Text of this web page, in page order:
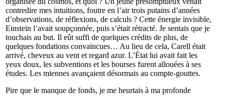
contredire mes intuitions, foutre en l’air trois putains d’années
d’observations, de réflexions, de calculs ? Cette énergie invisible,
Einstein l’avait soupçonnée, puis s’était rétracté. Je sentais que je
touchais au but. Il eût suffi de quelques crédits de plus, de
quelques fondations convaincues… Au lieu de cela, Carell était
arrivé, cheveux au vent et regard azur. L’État lui avait fait les
yeux doux, les subventions et les bourses furent allouées à ses
études. Les miennes avançaient désormais au compte-gouttes.
Pire que le manque de fonds, je me heurtais à ma profonde